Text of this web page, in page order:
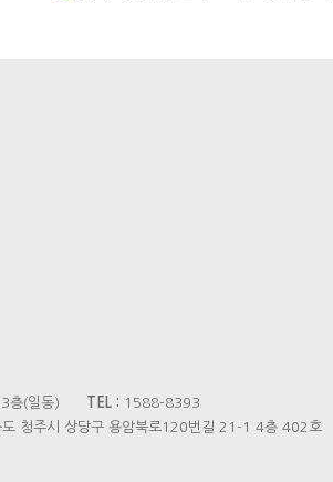
층(일동) TEL : 1588-8393
도 청주시 상당구 용암북로120번길 21-1 4층 402호